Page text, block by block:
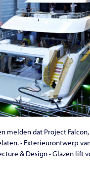
melden dat Project
• Exterieurontwerp
& Design • Glazen lift